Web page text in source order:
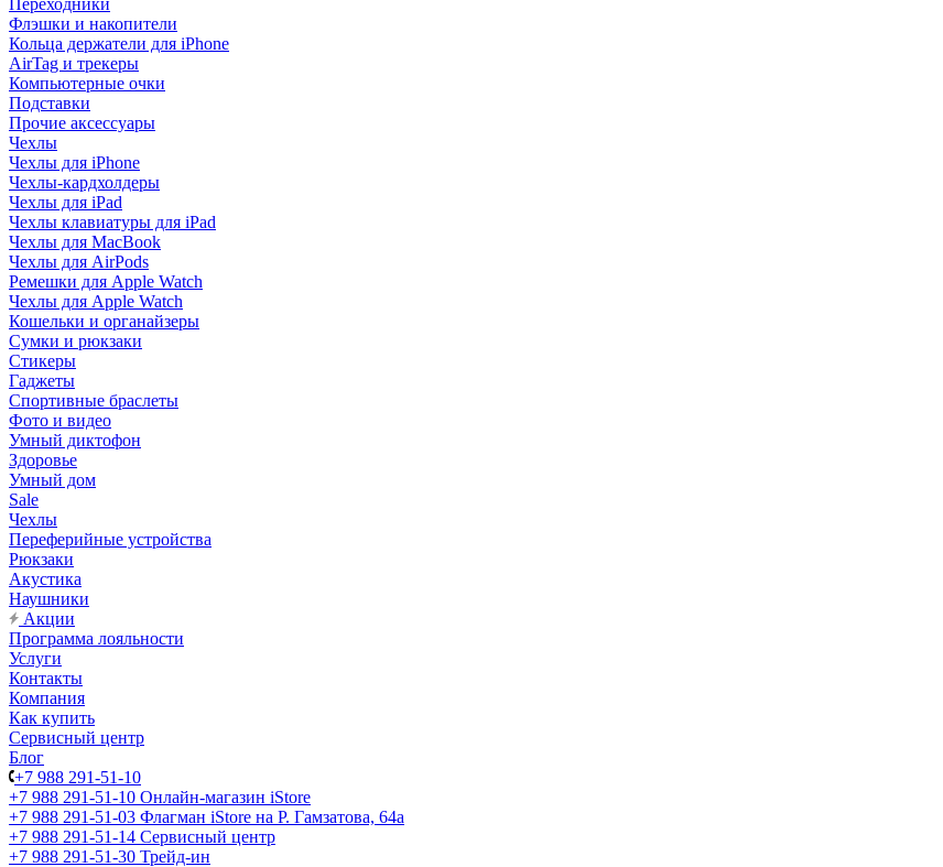
Переходники
Флэшки и накопители
Кольца держатели для iPhone
AirTag и трекеры
Компьютерные очки
Подставки
Прочие аксессуары
Чехлы
Чехлы для iPhone
Чехлы-кардхолдеры
Чехлы для iPad
Чехлы клавиатуры для iPad
Чехлы для MacBook
Чехлы для AirPods
Ремешки для Apple Watch
Чехлы для Apple Watch
Кошельки и органайзеры
Сумки и рюкзаки
Стикеры
Гаджеты
Спортивные браслеты
Фото и видео
Умный диктофон
Здоровье
Умный дом
Sale
Чехлы
Переферийные устройства
Рюкзаки
Акустика
Наушники
Акции
Программа лояльности
Услуги
Контакты
Компания
Как купить
Сервисный центр
Блог
+7 988 291-51-10
+7 988 291-51-10 Онлайн-магазин iStore
+7 988 291-51-03 Флагман iStore на Р. Гамзатова, 64а
+7 988 291-51-14 Сервисный центр
+7 988 291-51-30 Трейд-ин